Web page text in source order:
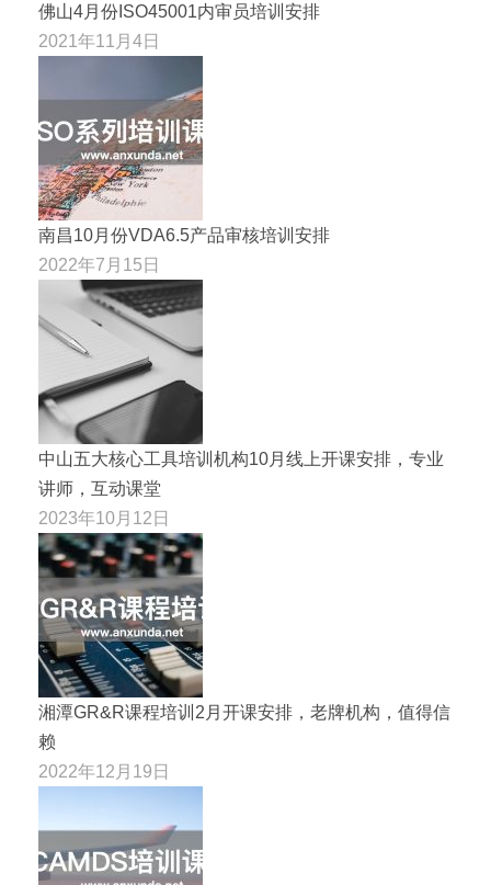
佛山4月份ISO45001内审员培训安排
2021年11月4日
南昌10月份VDA6.5产品审核培训安排
2022年7月15日
中山五大核心工具培训机构10月线上开课安排，专业
讲师，互动课堂
2023年10月12日
湘潭GR&R课程培训2月开课安排，老牌机构，值得信
赖
2022年12月19日